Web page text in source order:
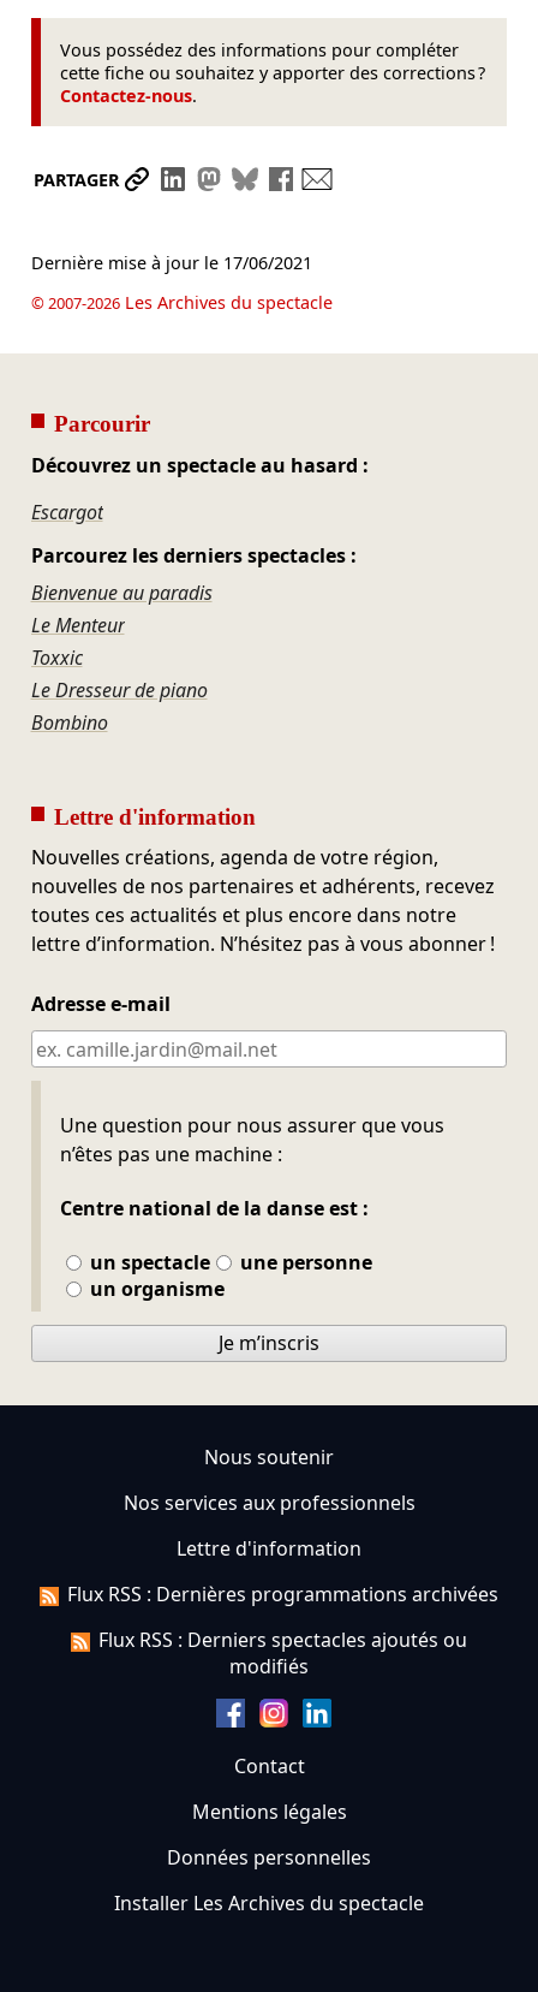
Vous possédez des informations pour compléter
cette fiche ou souhaitez y apporter des corrections ?
Contactez-nous.
PARTAGER Partager le lien
Partager sur LinkedIn
Partager sur Mastodon
Partager sur Bluesky
Partager sur Facebook
Dernière mise à jour le 17/06/2021
© 2007-2026Les Archives du spectacle
Parcourir
Découvrez un spectacle au hasard :
Escargot
Parcourez les derniers spectacles :
Bienvenue au paradis
Le Menteur
Toxxic
Le Dresseur de piano
Bombino
Lettre d'information
Nouvelles créations, agenda de votre région,
nouvelles de nos partenaires et adhérents, recevez
toutes ces actualités et plus encore dans notre
lettre d’information. N’hésitez pas à vous abonner !
Adresse e-mail
Une question pour nous assurer que vous
n’êtes pas une machine :
Centre national de la danse est :
un spectacle
une personne
un organisme
Ne pas remplir
Je m’inscris
Nous soutenir
Nos services aux professionnels
Lettre d'information
Flux RSS : Dernières programmations archivées
Flux RSS : Derniers spectacles ajoutés ou
modifiés
Contact
Mentions légales
Données personnelles
Installer Les Archives du spectacle